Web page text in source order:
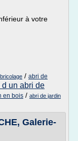
à votre
/ abri de
d un abri de
en bois / abri de jardin
Galerie-